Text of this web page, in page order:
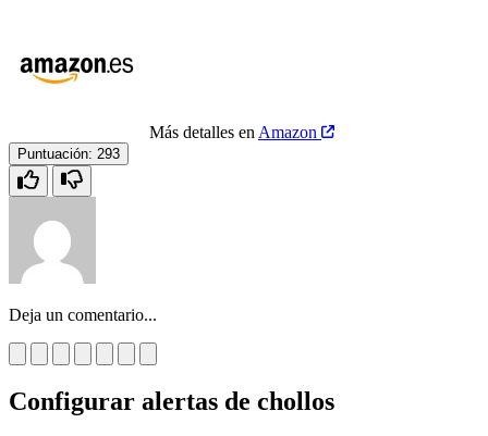
Más detalles en Amazon
Puntuación: 293
Deja un comentario...
Configurar alertas de chollos